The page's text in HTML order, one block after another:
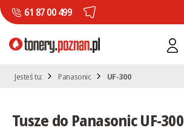
61 87 00 499
Jesteś tu: Panasonic UF-300
Tusze do Panasonic UF-300